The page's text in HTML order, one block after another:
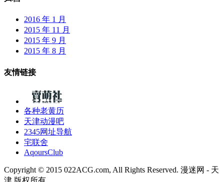
2016 年 1 月
2015 年 11 月
2015 年 9 月
2015 年 8 月
友情链接
各种老黄历
天津动漫吧
2345网址导航
宅联舍
AqoursClub
Copyright © 2015 022ACG.com, All Rights Reserved. 漫迷网 - 天
津 版权所有